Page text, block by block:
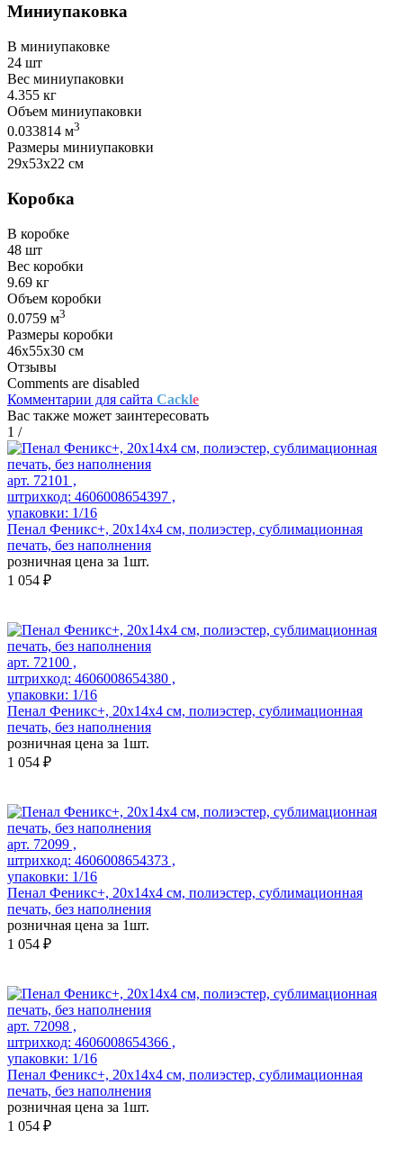
Миниупаковка
В миниупаковке
24 шт
Вес миниупаковки
4.355 кг
Объем миниупаковки
0.033814 м3
Размеры миниупаковки
29х53х22 см
Коробка
В коробке
48 шт
Вес коробки
9.69 кг
Объем коробки
0.0759 м3
Размеры коробки
46х55х30 см
Отзывы
Comments are disabled
Комментарии для сайта Cackle
Вас также может заинтересовать
1 /
арт. 72101 ,
штрихкод: 4606008654397 ,
упаковки: 1/16
Пенал Феникс+, 20х14х4 см, полиэстер, сублимационная
печать, без наполнения
розничная цена за 1шт.
1 054 ₽
арт. 72100 ,
штрихкод: 4606008654380 ,
упаковки: 1/16
Пенал Феникс+, 20х14х4 см, полиэстер, сублимационная
печать, без наполнения
розничная цена за 1шт.
1 054 ₽
арт. 72099 ,
штрихкод: 4606008654373 ,
упаковки: 1/16
Пенал Феникс+, 20х14х4 см, полиэстер, сублимационная
печать, без наполнения
розничная цена за 1шт.
1 054 ₽
арт. 72098 ,
штрихкод: 4606008654366 ,
упаковки: 1/16
Пенал Феникс+, 20х14х4 см, полиэстер, сублимационная
печать, без наполнения
розничная цена за 1шт.
1 054 ₽